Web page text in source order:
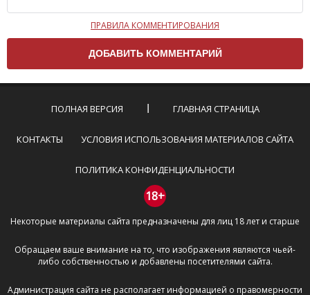
Чтобы ваш комментарий был опубликован на сайте,
вам нужно придерживаться следующих правил:
Комментарий не может быть слишком
короткой — избегайте односложных и чисто
эмоциональных высказываний.
Не стоит отклоняться от предмета обсуждения.
Пожалуйста, не используйте в комментарие
призывы к насилию и высказывания,
направленные на разжигание расовой,
межнациональной и религиозной розни —
пожалейте наших модераторов, они кстати
очень славные ребята, поверьте.
буквами.
Не копируйте рецензии с других сайтов, нам
важно именно ваше мнение.
ПРАВИЛА КОММЕНТИРОВАНИЯ
ПОЛНАЯ ВЕРСИЯ ГЛАВНАЯ СТРАНИЦА
КОНТАКТЫ УСЛОВИЯ ИСПОЛЬЗОВАНИЯ МАТЕРИАЛОВ САЙТА
ПОЛИТИКА КОНФИДЕНЦИАЛЬНОСТИ
18+
Некоторые материалы сайта предназначены для лиц 18 лет и старше
Обращаем ваше внимание на то, что изображения являются чьей-
либо собственностью и добавлены посетителями сайта.
Администрация сайта не располагает информацией о правомерности